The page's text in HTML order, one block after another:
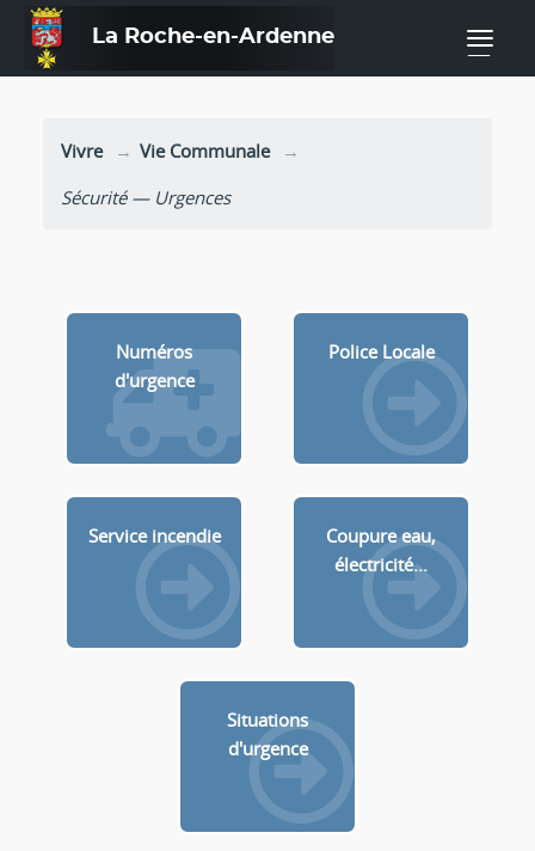
La Roche-en-Ardenne —
Vivre
Vie Communale
Sécurité — Urgences
Numéros
d'urgence
Police Locale
Service incendie
Coupure eau,
électricité...
Situations
d'urgence